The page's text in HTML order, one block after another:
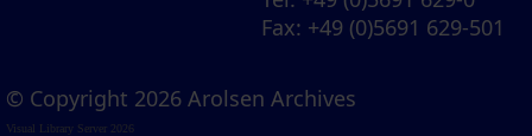
Fax: +49 (0)5691 629-501
© Copyright 2026 Arolsen Archives
Visual Library Server 2026